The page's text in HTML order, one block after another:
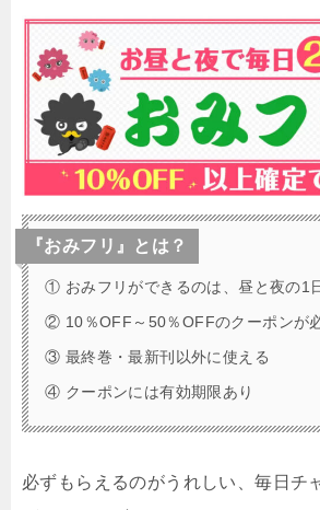
『おみフリ』とは？
① おみフリができるのは、昼と夜の1
② 10％OFF～50％OFFのクーポンが
③ 最終巻・最新刊以外に使える
④ クーポンには有効期限あり
必ずもらえるのがうれしい、毎日チ